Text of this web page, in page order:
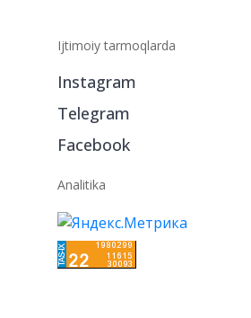
Ijtimoiy tarmoqlarda
Instagram
Telegram
Facebook
Analitika